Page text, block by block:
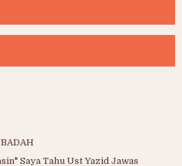
Saya Tahu Ust Yazid Jawas